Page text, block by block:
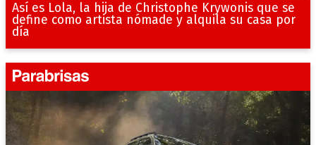
Así es Lola, la hija de Christophe Krywonis que se
define como artista nómade y alquila su casa por
día